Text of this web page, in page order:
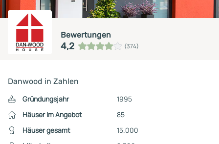
Bewertungen
4,2 (374)
Danwood in Zahlen
Gründungsjahr
1995
Häuser im Angebot
85
Häuser gesamt
15.000